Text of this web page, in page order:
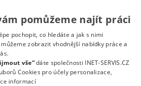
vodní hospodářství
pomůžeme najít práci
pochopit, co hledáte a jak s nimi
zobrazit vhodnější nabídky práce a
vše“dáte společnosti INET-SERVIS.CZ
Cookies pro účely personalizace,
informací